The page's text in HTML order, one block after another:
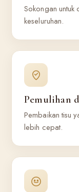
Sokongan untuk
keseluruhan.
Pemulihan
Pembaikan tisu
lebih cepat.